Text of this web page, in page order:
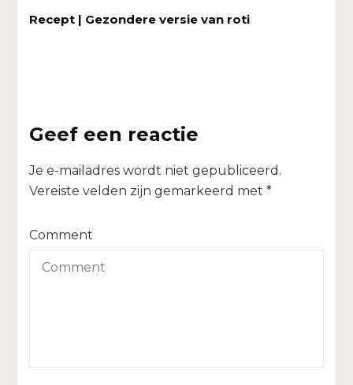
Recept | Gezondere versie van roti
Geef een reactie
Je e-mailadres wordt niet gepubliceerd.
Vereiste velden zijn gemarkeerd met*
Comment